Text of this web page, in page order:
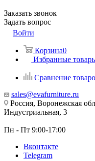
Заказать звонок
Задать вопрос
Войти
Корзина0
Избранные
Сравнение
sales@evafurniture.ru
Россия, Воронежская
Индустриальная, 3
Пн - Пт 9:00-17:00
Вконтакте
Telegram